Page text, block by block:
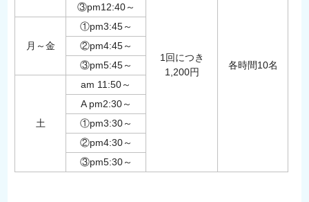
1回につき
1,200円
各時間10名
③pm12:40～
月～金
①pm3:45～
②pm4:45～
③pm5:45～
土
am 11:50～
A pm2:30～
①pm3:30～
②pm4:30～
③pm5:30～